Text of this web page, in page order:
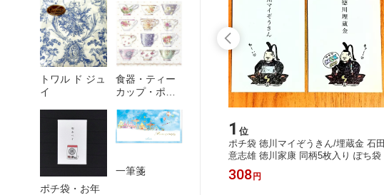
トワル ド ジュ
イ
食器・ティー
カップ・ポッ
ポチ袋・お年
一筆箋
15位
ドラム型 洗濯ネット S/M/L 3サ
イズ展開
3,190円～
1 位
ポチ袋 徳川マイぞうきん/埋蔵金 石田
意志雄 徳川家康 同柄5枚入り ぽち袋
308円